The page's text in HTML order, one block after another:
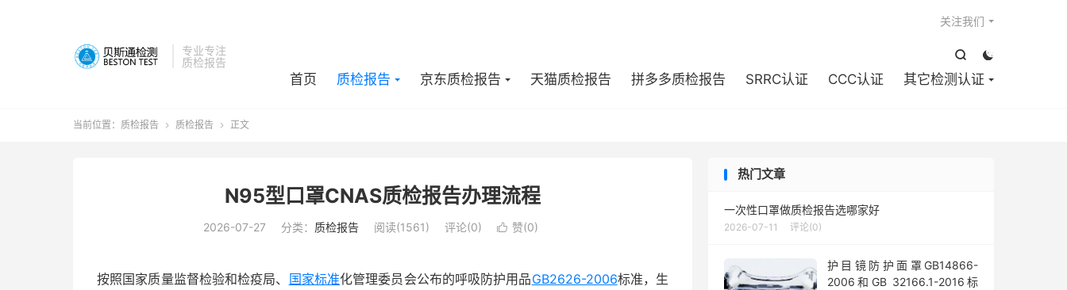
专业专注
质检报告


首页 质检报告 京东质检报告 天猫质检报告 拼多多质检报告 SRRC认证 CCC认证 其它检测认证
关注我们
当前位置： 质检报告  质检报告  正文
N95型口罩CNAS质检报告办理流程
2026-07-27 分类： 质检报告 阅读(1561) 评论(0)  赞(0)
按照国家质量监督检验和检疫局、 国家标准化管理委员会公布的呼吸防护用品GB2626-2006标准，生
热门文章
一次性口罩做质检报告选哪家好
2026-07-11 评论(0)
护目镜防护面罩GB14866-
2006和GB 32166.1-2016标